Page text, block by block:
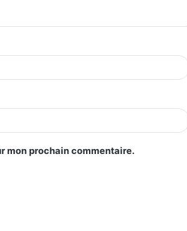
mon prochain commentaire.